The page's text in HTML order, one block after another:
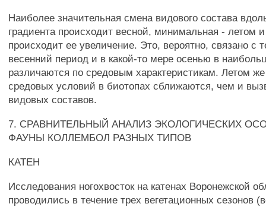
Наиболее значительная смена видового состава
градиента происходит весной, минимальная - летом
происходит ее увеличение. Это, вероятно, связано с
весенний период и в какой-то мере осенью в
различаются по средовым характеристикам. Летом же
средовых условий в биотопах сближаются, чем и
видовых составов.
7. СРАВНИТЕЛЬНЫЙ АНАЛИЗ ЭКОЛОГИЧЕСКИХ
ФАУНЫ КОЛЛЕМБОЛ РАЗНЫХ ТИПОВ
КАТЕН
Исследования ногохвосток на катенах Воронежской
проводились в течение трех вегетационных сезонов